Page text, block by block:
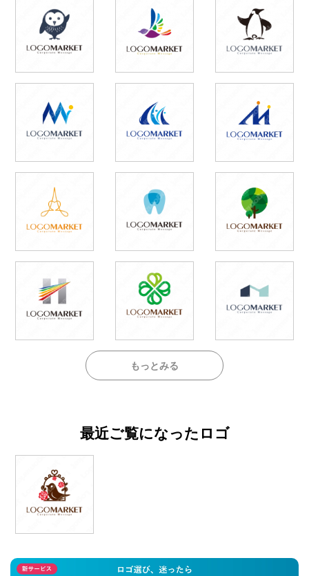
もっとみる
最近ご覧になったロゴ